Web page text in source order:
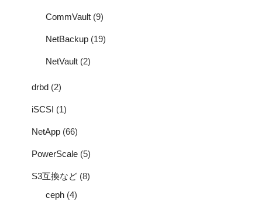
CommVault (9)
NetBackup (19)
NetVault (2)
drbd (2)
iSCSI (1)
NetApp (66)
PowerScale (5)
S3互換など (8)
ceph (4)